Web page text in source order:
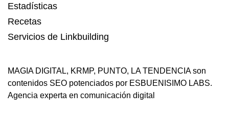
Estadísticas
Recetas
Servicios de Linkbuilding
MAGIA DIGITAL, KRMP, PUNTO, LA TENDENCIAson
contenidos SEO potenciados por ESBUENISIMO LABS.
Agencia experta en comunicación digital